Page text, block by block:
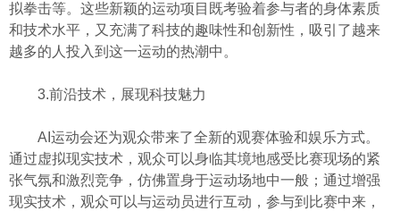
拟拳击等。这些新颖的运动项目既考验着参与者的身体素质
和技术水平，又充满了科技的趣味性和创新性，吸引了越来
越多的人投入到这一运动的热潮中。
3.前沿技术，展现科技魅力
AI运动会还为观众带来了全新的观赛体验和娱乐方式。
通过虚拟现实技术，观众可以身临其境地感受比赛现场的紧
张气氛和激烈竞争，仿佛置身于运动场地中一般；通过增强
现实技术，观众可以与运动员进行互动，参与到比赛中来，